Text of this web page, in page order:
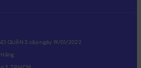
QUẬN 3 cấp ngày 19/01/2022